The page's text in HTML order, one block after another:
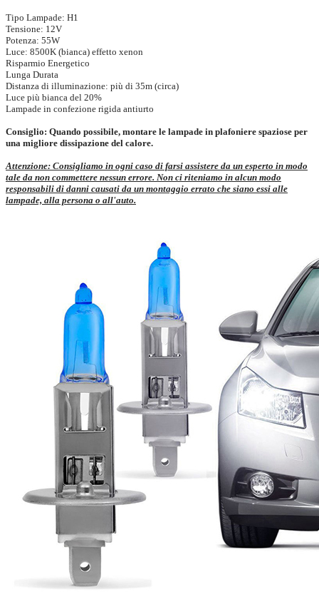
Tipo Lampade: H1
Tensione: 12V
Potenza: 55W
Luce: 8500K (bianca) effetto xenon
Risparmio Energetico
Lunga Durata
Distanza di illuminazione: più di 35m (circa)
Luce più bianca del 20%
Lampade in confezione rigida antiurto
Consiglio: Quando possibile, montare le lampade in plafoniere spaziose per
una migliore dissipazione del calore.
Attenzione: Consigliamo in ogni caso di farsi assistere da un esperto in modo
tale da non commettere nessun errore. Non ci riteniamo in alcun modo
responsabili di danni causati da un montaggio errato che siano essi alle
lampade, alla persona o all'auto.